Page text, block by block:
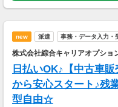
利用料・振込手数料はすべ
new 派遣 事務・データ入力・
株式会社綜合キャリアオプシ
日払いOK♪【中古車
から安心スタート♪残
型自由☆